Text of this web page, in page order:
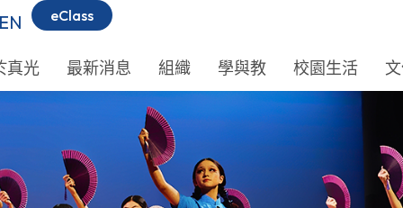
eClass
真光 最新消息 組織 學與教 校園生活